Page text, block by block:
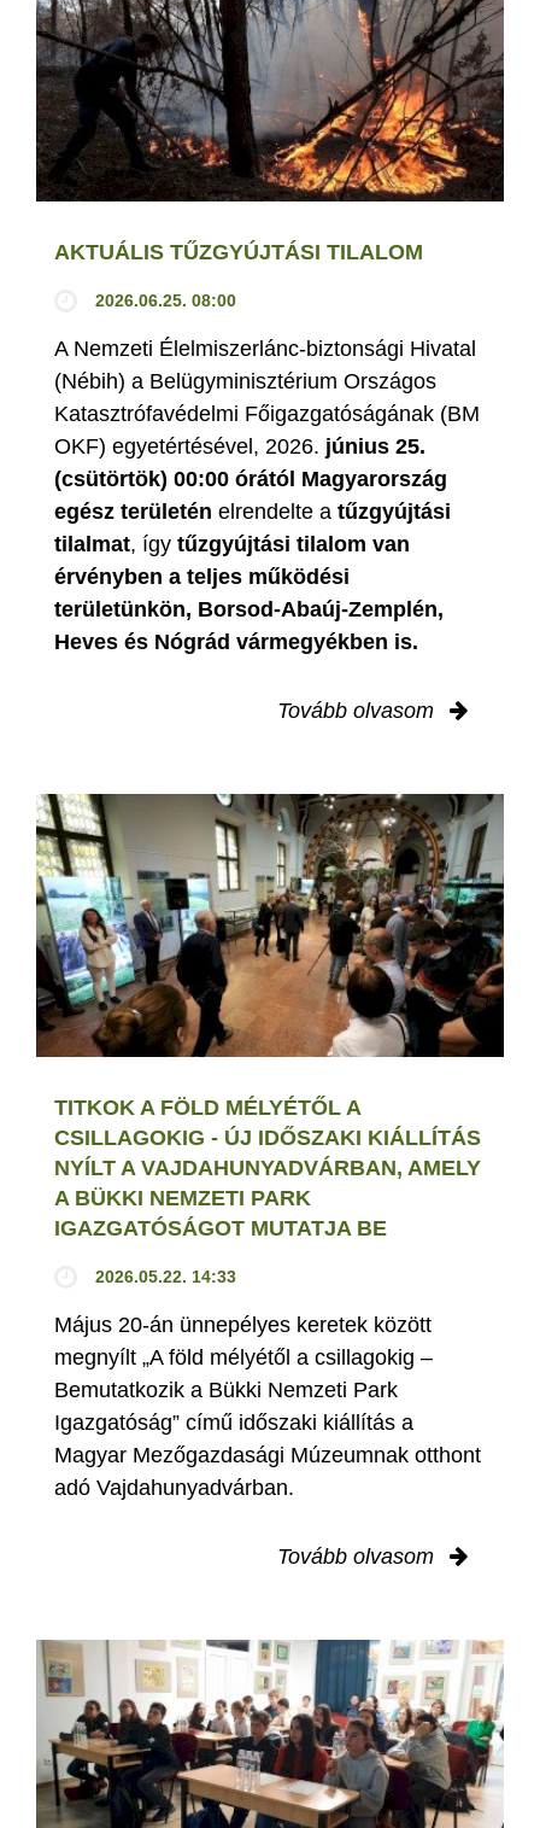
AKTUÁLIS TŰZGYÚJTÁSI TILALOM
2026.06.25. 08:00
A Nemzeti Élelmiszerlánc-biztonsági Hivatal
(Nébih) a Belügyminisztérium Országos
Katasztrófavédelmi Főigazgatóságának (BM
OKF) egyetértésével, 2026. június 25.
(csütörtök) 00:00 órától Magyarország
egész területén elrendelte a tűzgyújtási
tilalmat, így tűzgyújtási tilalom van
érvényben a teljes működési
területünkön, Borsod-Abaúj-Zemplén,
Heves és Nógrád vármegyékben is.
Tovább olvasom
TITKOK A FÖLD MÉLYÉTŐL A
CSILLAGOKIG - ÚJ IDŐSZAKI KIÁLLÍTÁS
NYÍLT A VAJDAHUNYADVÁRBAN, AMELY
A BÜKKI NEMZETI PARK
IGAZGATÓSÁGOT MUTATJA BE
2026.05.22. 14:33
Május 20-án ünnepélyes keretek között
megnyílt „A föld mélyétől a csillagokig –
Bemutatkozik a Bükki Nemzeti Park
Igazgatóság” című időszaki kiállítás a
Magyar Mezőgazdasági Múzeumnak otthont
adó Vajdahunyadvárban.
Tovább olvasom